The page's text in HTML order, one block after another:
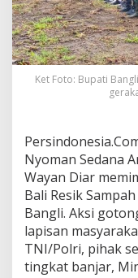
Ket Foto: Bupati
Nyoman Sedana
Wayan Diar
Bali Resik
Bangli. Aksi
lapisan
TNI/Polri, pihak
tingkat banjar,